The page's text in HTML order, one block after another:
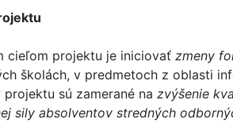
cieľom projektu je iniciovať zmeny
školách, v predmetoch z oblasti
sú zamerané na zvýšenie
sily absolventov stredných